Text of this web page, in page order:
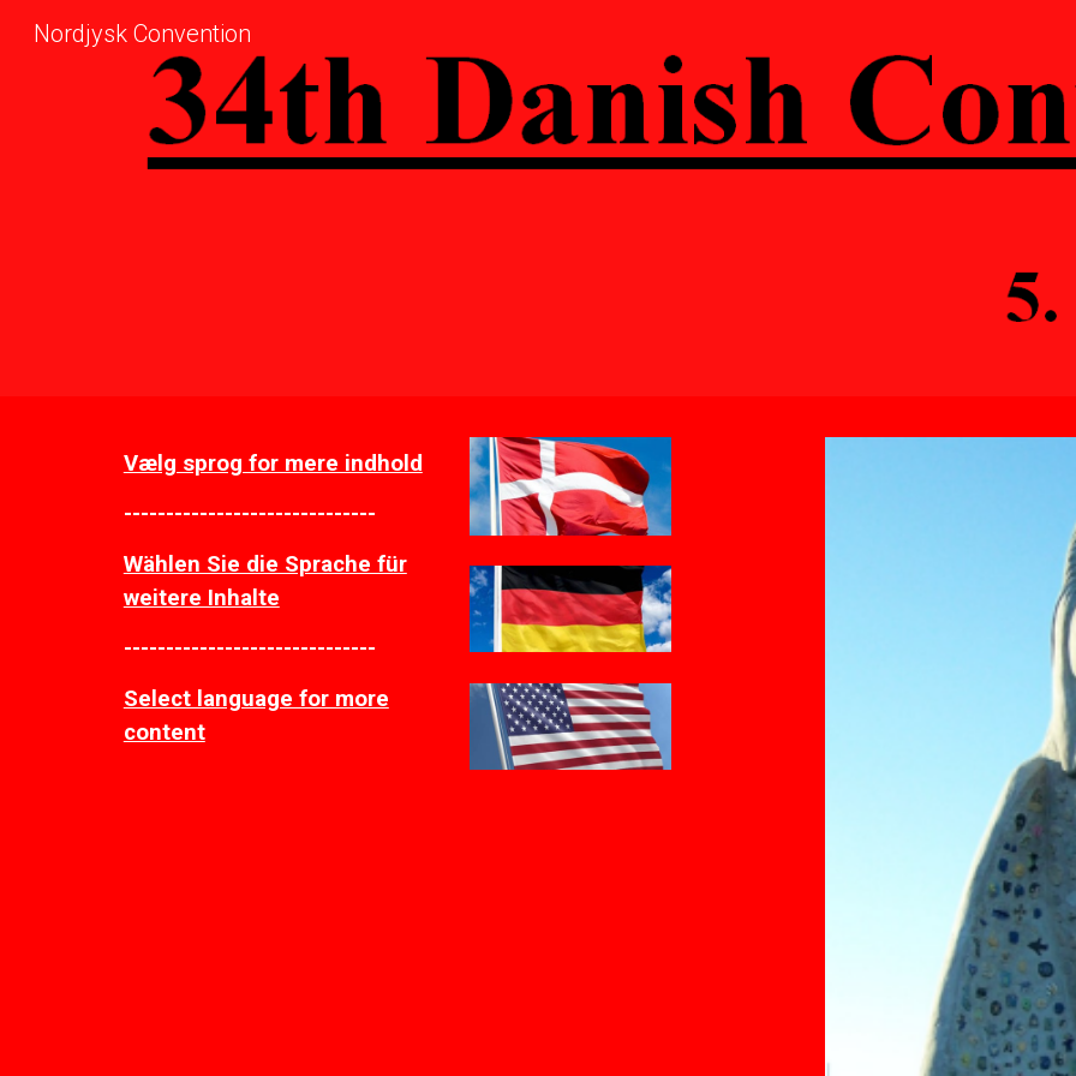
Nordjysk Convention
Vælg sprog for mere indhold
------------------------------
Wählen Sie die Sprache für
weitere Inhalte
------------------------------
Select language for more
content